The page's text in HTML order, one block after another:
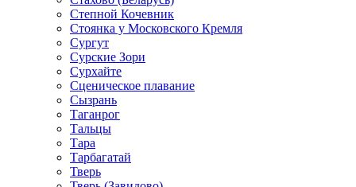
Степной Кочевник
Стоянка у Московского Кремля
Сургут
Сурские Зори
Сурхайте
Сценическое плавание
Сызрань
Таганрог
Тальцы
Тара
Тарбагатай
Тверь